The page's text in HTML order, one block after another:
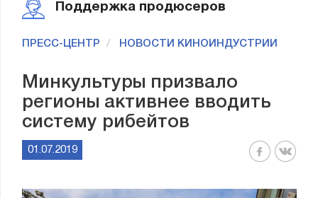
Поддержка продюсеров
ПРЕСС-ЦЕНТР НОВОСТИ КИНОИНДУСТРИИ
Минкультуры призвало
регионы активнее вводить
систему рибейтов
01.07.2019